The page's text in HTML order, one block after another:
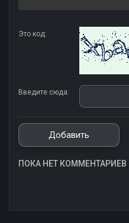
Это код:
Введите сюда:
ПОКА НЕТ КОММЕНТАРИЕВ